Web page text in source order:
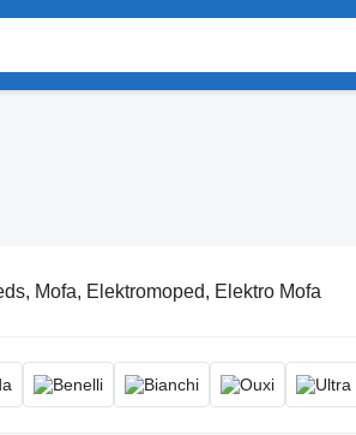
Mofa, Elektromoped, Elektro Mofa